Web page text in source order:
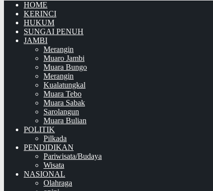
HOME
KERINCI
HUKUM
SUNGAI PENUH
JAMBI
Merangin
Muaro Jambi
Muara Bungo
Merangin
Kualatungkal
Muara Tebo
Muara Sabak
Sarolangun
Muara Bulian
POLITIK
Pilkada
PENDIDIKAN
Pariwisata/Budaya
Wisata
NASIONAL
Olahraga